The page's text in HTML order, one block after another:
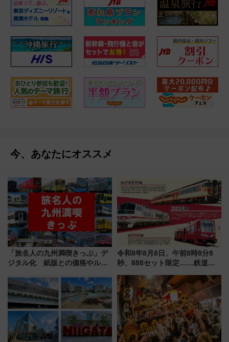
今、あなたにオススメ
「旅名人の九州満喫きっぷ」デ
ジタル化 紙版との価格やルー
令和8年8月8日、午前8時8分8
秒、888セット限定……鉄道各
たち